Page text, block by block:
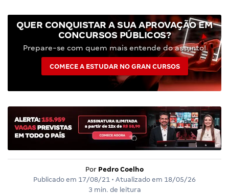
QUER CONQUISTAR A SUA APROVAÇÃO EM
CONCURSOS PÚBLICOS?
Prepare-se com quem mais entende do assunto!
COMECE A ESTUDAR NO GRAN CURSOS
Por Pedro Coelho
Publicado em 17/08/21 • Atualizado em 18/05/26
3 min. de leitura